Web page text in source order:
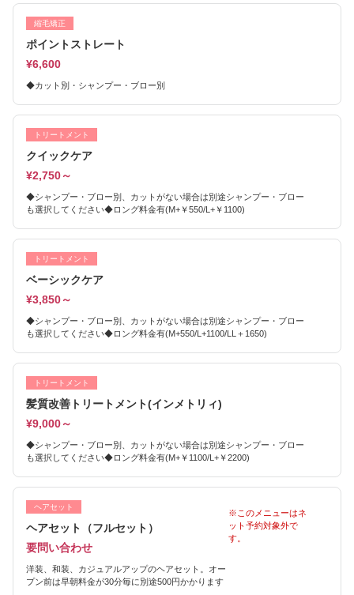
縮毛矯正
ポイントストレート
¥6,600
◆カット別・シャンプー・ブロー別
トリートメント
クイックケア
¥2,750～
◆シャンプー・ブロー別、カットがない場合は別途シャンプー・ブロー
も選択してください◆ロング料金有(M+￥550/L+￥1100)
トリートメント
ベーシックケア
¥3,850～
◆シャンプー・ブロー別、カットがない場合は別途シャンプー・ブロー
も選択してください◆ロング料金有(M+550/L+1100/LL＋1650)
トリートメント
髪質改善トリートメント(インメトリィ)
¥9,000～
◆シャンプー・ブロー別、カットがない場合は別途シャンプー・ブロー
も選択してください◆ロング料金有(M+￥1100/L+￥2200)
ヘアセット
ヘアセット（フルセット）
要問い合わせ
洋装、和装、カジュアルアップのヘアセット。オー
プン前は早朝料金が30分毎に別途500円かかります
※このメニューはネ
ット予約対象外で
す。